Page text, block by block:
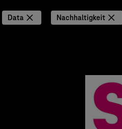
Data Nachhaltigkeit